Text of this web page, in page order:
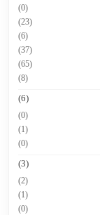
(0)
(23)
(6)
(37)
(65)
(8)
(6)
(0)
(1)
(0)
(3)
(2)
(1)
(0)